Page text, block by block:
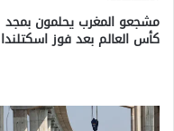
مشجعو المغرب يحلمون بمجد
كأس العالم بعد فوز اسكتلندا